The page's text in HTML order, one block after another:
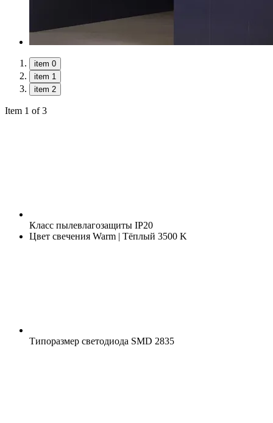
item 0
item 1
item 2
Item 1 of 3
Класс пылевлагозащиты IP20
Цвет свечения Warm | Тёплый 3500 K
Типоразмер светодиода SMD 2835